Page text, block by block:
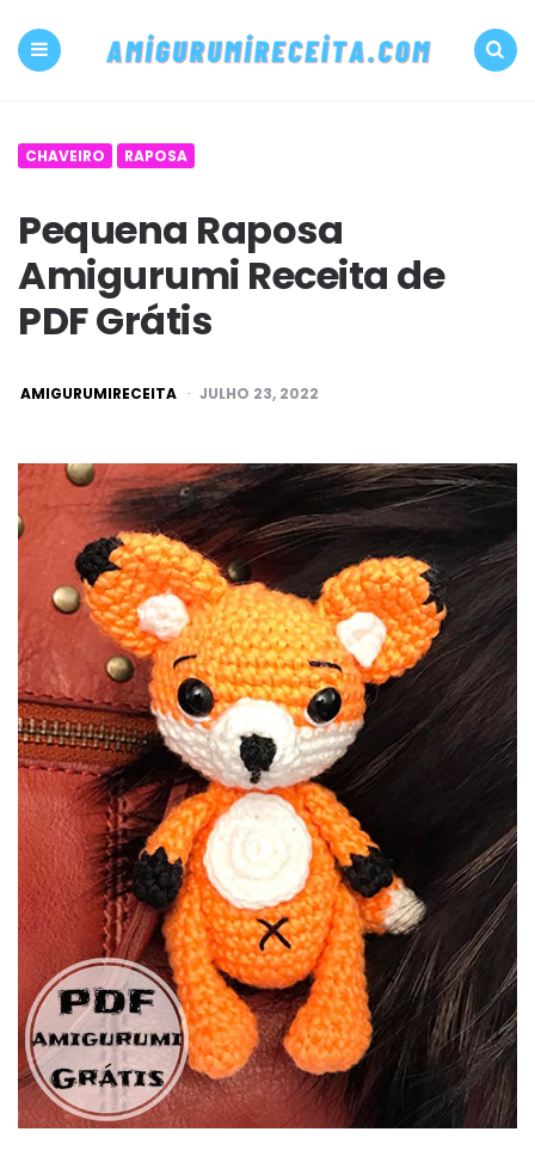
500+
Amigurumi
receita
grátis
CHAVEIRO RAPOSA
Pequena Raposa
Amigurumi Receita de
PDF Grátis
POSTED
BY
AMIGURUMIRECEITA JULHO 23, 2022